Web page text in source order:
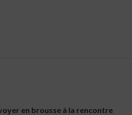
en brousse à la rencontre